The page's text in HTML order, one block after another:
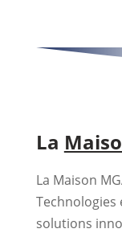
La
La Maison
Technologies
solutions